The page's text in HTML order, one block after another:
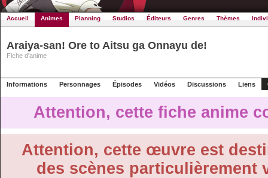
Accueil Animes Planning Studios Éditeurs Genres Thèmes
Araiya-san! Ore to Aitsu ga Onnayu de!
Fiche d'anime
Informations Personnages Épisodes Vidéos Discussions Liens
Attention, cette fiche anime
Attention, cette œuvre est
des scènes particulièrement